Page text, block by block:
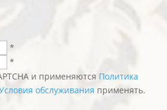
*
*
и применяются Политика
обслуживания применять.